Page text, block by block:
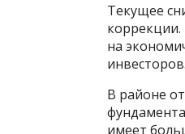
Текущее
на
инвесторов.
В районе
имеет